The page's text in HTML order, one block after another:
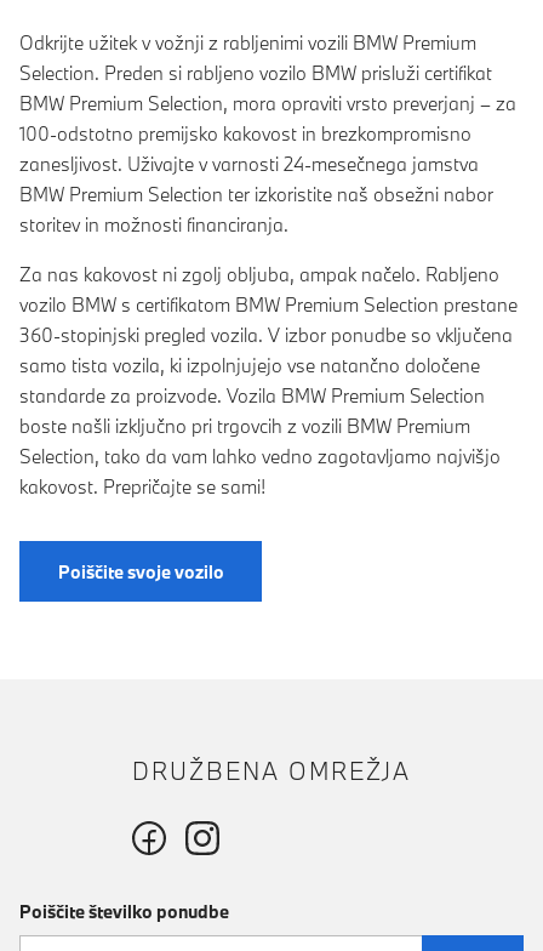
Odkrijte užitek v vožnji z rabljenimi vozili BMW Premium
Selection. Preden si rabljeno vozilo BMW prisluži certifikat
BMW Premium Selection, mora opraviti vrsto preverjanj – za
100-odstotno premijsko kakovost in brezkompromisno
zanesljivost. Uživajte v varnosti 24-mesečnega jamstva
BMW Premium Selection ter izkoristite naš obsežni nabor
storitev in možnosti financiranja.
Za nas kakovost ni zgolj obljuba, ampak načelo. Rabljeno
vozilo BMW s certifikatom BMW Premium Selection prestane
360-stopinjski pregled vozila. V izbor ponudbe so vključena
samo tista vozila, ki izpolnjujejo vse natančno določene
standarde za proizvode. Vozila BMW Premium Selection
boste našli izključno pri trgovcih z vozili BMW Premium
Selection, tako da vam lahko vedno zagotavljamo najvišjo
kakovost. Prepričajte se sami!
Poiščite svoje vozilo
DRUŽBENA OMREŽJA
Poiščite številko ponudbe